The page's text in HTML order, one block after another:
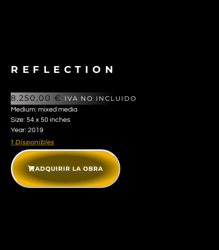
REFLECTION
8.250,00€ IVA NO INCLUIDO
Medium: mixed media
Size: 54 x 50 inches
Year: 2019
1 Disponibles
ADQUIRIR LA OBRA